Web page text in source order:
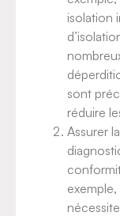
isolation
sont
réduire
Assurer